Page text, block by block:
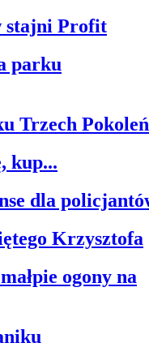
stajni Profit
parku
Trzech Pokoleń
kup...
dla
Krzysztofa
ogony na